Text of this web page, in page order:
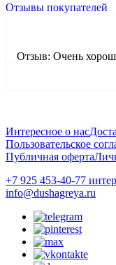
Отзывы покупателей
Отзыв: Очень
Интересное о нас
Пользовательское
Публичная оферта
+7 925 453-40-77
info@dushagreya.ru